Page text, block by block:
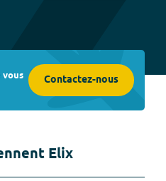
vous Contactez-nous
Elix